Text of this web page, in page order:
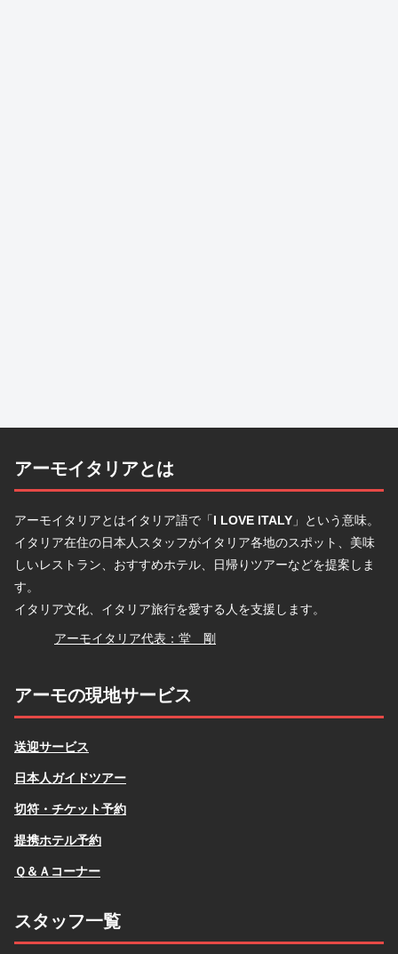
アーモイタリアとは
アーモイタリアとはイタリア語で「I LOVE ITALY 」という意味。
イタリア在住の日本人スタッフがイタリア各地のスポット、美味
しいレストラン、おすすめホテル、日帰りツアーなどを提案しま
す。
イタリア文化、イタリア旅行を愛する人を支援します。
堂
アーモイタリア代表：堂 剛
アーモの現地サービス
送迎サービス
日本人ガイドツアー
切符・チケット予約
提携ホテル予約
Ｑ＆Ａコーナー
スタッフ一覧